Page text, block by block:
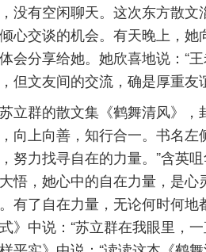
没有空闲聊天。这次东方散
心交谈的机会。有天晚上，
会分享给她。她欣喜地说：“
但文友间的交流，确是厚重友
群的散文集《鹤舞清风》，
向上向善，知行合一。书名
努力找寻自在的力量。”含英
悟，她心中的自在力量，是
有了自在力量，无论何时何
》中说：“苏立群在我眼里，